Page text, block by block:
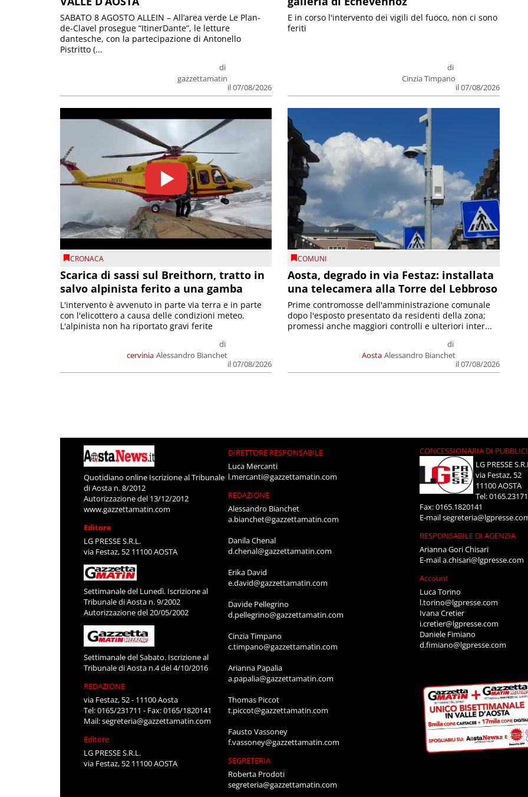
di
gazzettamatin
il 07/08/2026
SABATO 8 AGOSTO ALLEIN – All’area verde Le Plan-
de-Clavel prosegue “ItinerDante”, le letture
dantesche, con la partecipazione di Antonello
Pistritto (...
di
Cinzia Timpano
il 07/08/2026
E in corso l'intervento dei vigili del fuoco, non ci sono
feriti
CRONACA
Scarica di sassi sul Breithorn, tratto in
salvo alpinista ferito a una gamba
cervinia
di
Alessandro Bianchet
il 07/08/2026
L'intervento è avvenuto in parte via terra e in parte
con l'elicottero a causa delle condizioni meteo.
L'alpinista non ha riportato gravi ferite
COMUNI
Aosta, degrado in via Festaz: installata
una telecamera alla Torre del Lebbroso
Aosta
di
Alessandro Bianchet
il 07/08/2026
Prime contromosse dell'amministrazione comunale
dopo l'esposto presentato da residenti della zona;
promessi anche maggiori controlli e ulteriori inter...
Quotidiano online Iscrizione al Tribunale
di Aosta n. 8/2012
www.gazzettamatin.com
via Festaz, 52 11100 AOSTA
Settimanale del Lunedì. Iscrizione al
Tribunale di Aosta n. 9/2002
Autorizzazione del 20/05/2002
DIRETTORE RESPONSABILE
Luca Mercanti
REDAZIONE
a.bianchet@gazzettamatin.com
d.chenal@gazzettamatin.com
e.david@gazzettamatin.com
Davide Pellegrino
Cinzia Timpano
CONCESSIONARIA DI
via Festaz, 52
Tel: 0165.231711
RESPONSABILE DI AGENZIA
Arianna Gori Chisari
E-maila.chisari@lgpresse.com
Account
Luca Torino
l.torino@lgpresse.com